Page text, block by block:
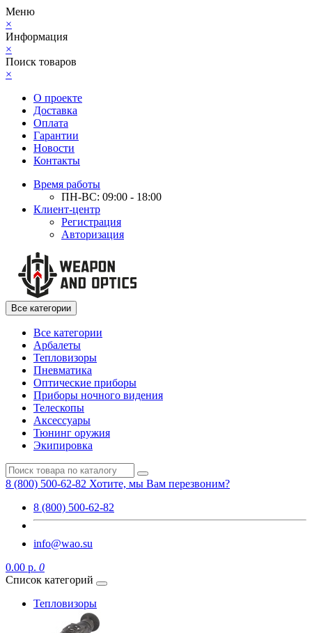
Меню
×
Информация
×
Поиск товаров
×
О проекте
Доставка
Оплата
Гарантии
Новости
Контакты
Время работы
ПН-ВС: 09:00 - 18:00
Клиент-центр
Регистрация
Авторизация
Все категории
Все категории
Арбалеты
Тепловизоры
Пневматика
Оптические приборы
Приборы ночного видения
Телескопы
Аксессуары
Тюнинг оружия
Экипировка
8 (800) 500-62-82 Хотите, мы Вам перезвоним?
8 (800) 500-62-82
info@wao.su
0.00 р. 0
Список категорий
Тепловизоры